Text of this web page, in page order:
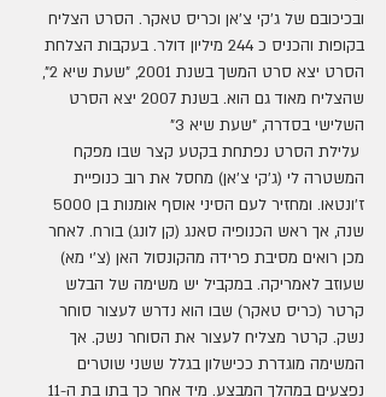
ובכיכובם של ג'קי צ'אן וכריס טאקר. הסרט הצליח
בקופות והכניס כ 244 מיליון דולר. בעקבות הצלחת
הסרט יצא סרט המשך בשנת 2001, "שעת שיא 2",
שהצליח מאוד גם הוא. בשנת 2007 יצא הסרט
השלישי בסדרה, "שעת שיא 3"
עלילת הסרט נפתחת בקטע קצר שבו מפקח
המשטרה לי (ג'קי צ'אן) מחסל את רוב כנופיית
שנה, אך ראש הכנופיה סאנג (קן לונג) בורח. לאחר
מכן רואים מסיבת פרידה מהקונסול האן (צ'י מא)
שעוזב לאמריקה. במקביל יש משימה של הבלש
קרטר (כריס טאקר) שבו הוא נדרש לעצור סוחר
נשק. קרטר מצליח לעצור את הסוחר נשק. אך
המשימה מוגדרת ככישלון בגלל ששני שוטרים